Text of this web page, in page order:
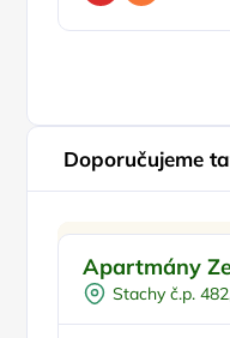
Doporučujeme
Pro turisty
Pro sportovce
Apartmány
Stachy č.p.